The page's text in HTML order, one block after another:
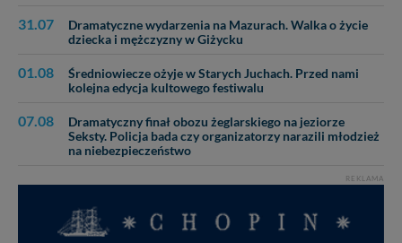
31.07
Dramatyczne wydarzenia na Mazurach. Walka o życie
dziecka i mężczyzny w Giżycku
01.08
Średniowiecze ożyje w Starych Juchach. Przed nami
kolejna edycja kultowego festiwalu
07.08
Dramatyczny finał obozu żeglarskiego na jeziorze
Seksty. Policja bada czy organizatorzy narazili młodzież
na niebezpieczeństwo
REKLAMA